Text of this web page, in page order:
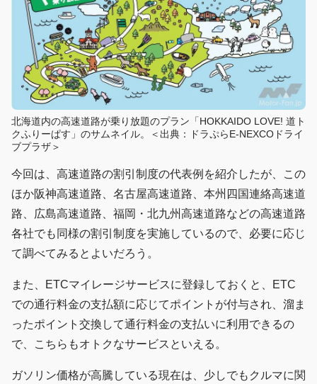
北海道内の高速道路が乗り放題のプラン「HOKKAIDO LOVE! 道ト
クふりーぱす」のサムネイル。＜出典：ドラぷらE-NEXCOドライ
ブプラザ＞
今回は、高速道路の割引制度の代表例を紹介したが、この
ほか阪神高速道路、名古屋高速道路、本州四国連絡高速道
路、広島高速道路、福岡・北九州高速道路などの高速道路
各社でも同様の割引制度を実施しているので、必要に応じ
て調べてみるとよいだろう。
また、ETCマイレージサービスに登録しておくと、ETC
での通行料金の支払額に応じてポイントが付与され、溜ま
ったポイント交換して通行料金の支払いに利用できるの
で、こちらもオトクなサービスといえる。
ガソリン価格が高騰している現在は、少しでもクルマに関